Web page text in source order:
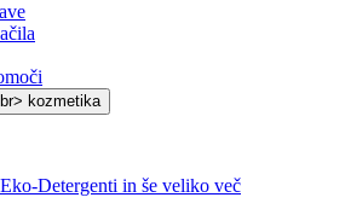
Eko-Detergenti in še veliko več